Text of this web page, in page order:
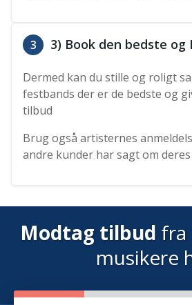
3 3) Book den bedste og
Dermed kan du stille og roligt
festbands der er de bedste og
tilbud
Brug også artisternes
andre kunder har sagt om
Modtag tilbud fra
musikere